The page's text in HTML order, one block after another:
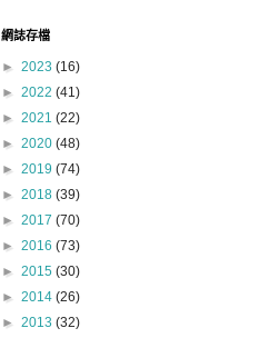
網誌存檔
► 2023 (16)
► 2022 (41)
► 2021 (22)
► 2020 (48)
► 2019 (74)
► 2018 (39)
► 2017 (70)
► 2016 (73)
► 2015 (30)
► 2014 (26)
► 2013 (32)